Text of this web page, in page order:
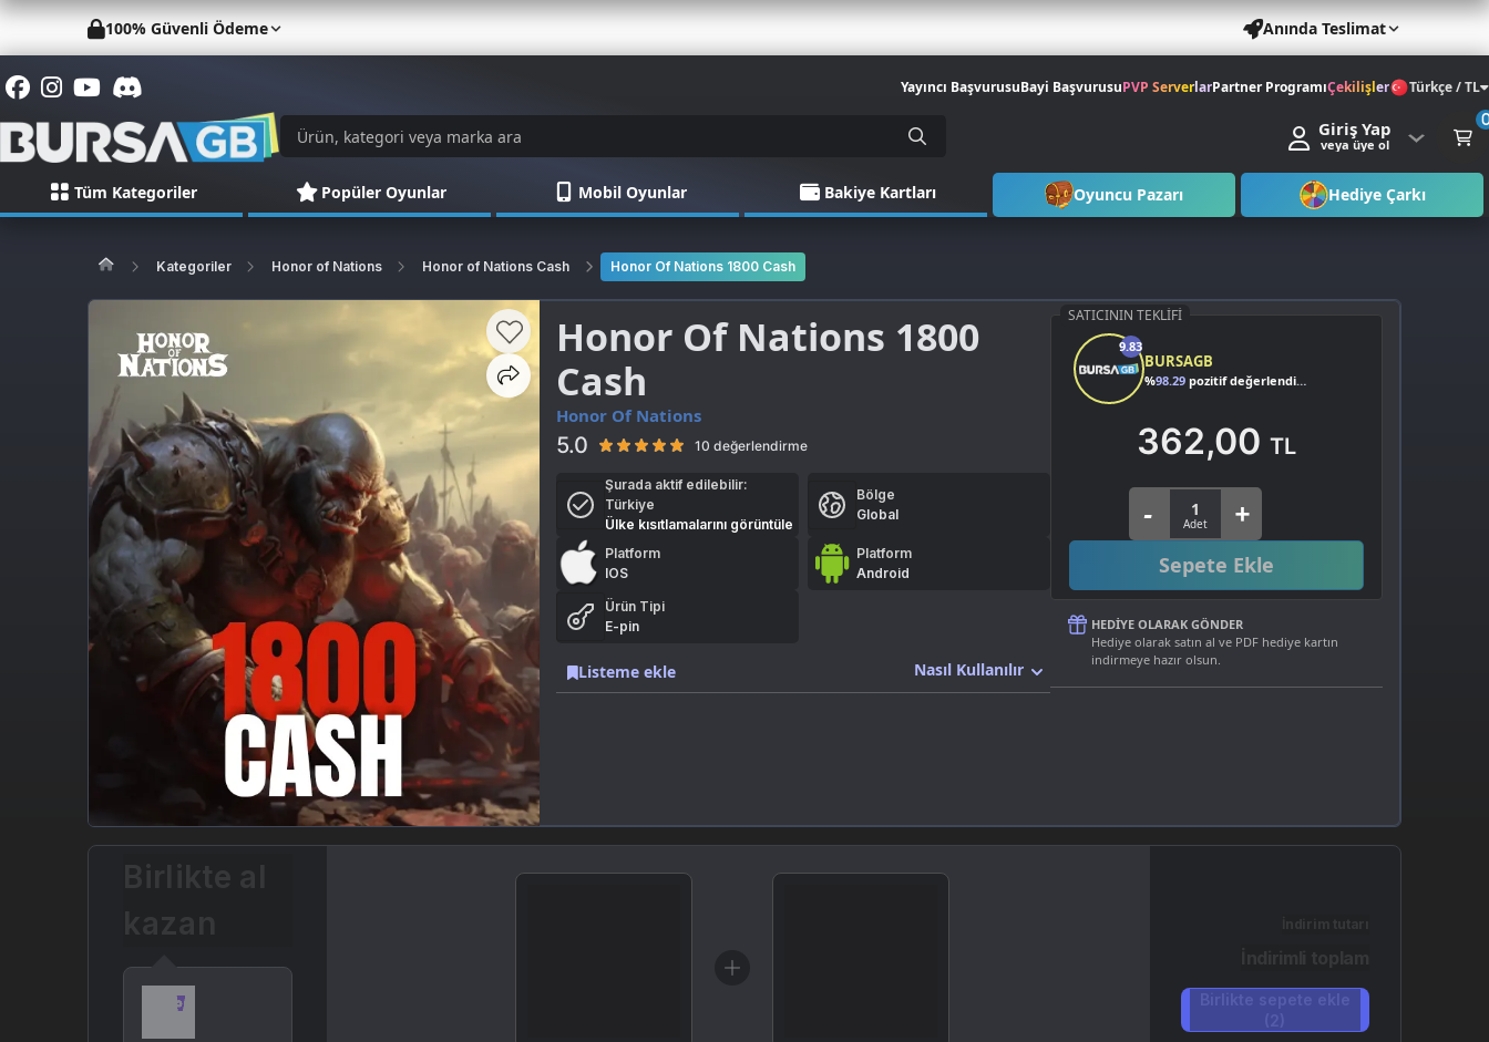
100% Güvenli Ödeme Anında Teslimat
Yayıncı BaşvurusuBayi BaşvurusuPVP ServerlarPartner ProgramıÇekilişler Türkçe / TL
Giriş Yap
veya üye ol
Tüm Kategoriler Popüler Oyunlar Mobil Oyunlar Bakiye Kartları Oyuncu Pazarı Hediye Çarkı
Kategoriler Honor of Nations Honor of Nations Cash Honor Of Nations 1800 Cash
Honor Of Nations 1800
Cash
Honor Of Nations
5.0 10 değerlendirme
Şurada aktif edilebilir:
Türkiye
Ülke kısıtlamalarını görüntüle
Bölge
Global
Platform
IOS
Platform
Android
Ürün Tipi
E-pin
Nasıl Kullanılır
Listeme ekle
SATICININ TEKLIFI
9.83
BURSAGB
%98.29pozitif değerlendirme
362,00 TL
Sepete Ekle
HEDIYE OLARAK GÖNDER
Hediye olarak satın al ve PDF hediye kartın
indirmeye hazır olsun.